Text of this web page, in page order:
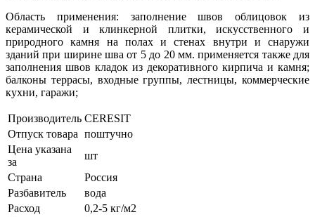
Область применения: заполнение швов облицовок из
керамической и клинкерной плитки, искусственного и
природного камня на полах и стенах внутри и снаружи
зданий при ширине шва от 5 до 20 мм. применяется также для
заполнения швов кладок из декоративного кирпича и камня;
балконы террасы, входные группы, лестницы, коммерческие
кухни, гаражи;
Производитель CERESIT
Отпуск товара поштучно
Цена указана
за
шт
Страна
Россия
Разбавитель
вода
Расход
0,2-5 кг/м2